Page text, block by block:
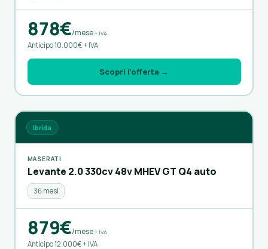
878€/mese+ IVA
Anticipo 10.000€ + IVA
Scopri l’offerta →
Ibrida
MASERATI
Levante 2.0 330cv 48v MHEV GT Q4 auto
36 mesi
879€/mese+ IVA
Anticipo 12.000€ + IVA